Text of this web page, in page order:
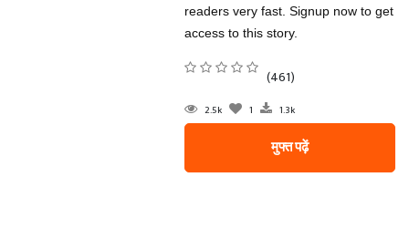
readers very fast. Signup now to get
access to this story.
(461)
2.5k 1 1.3k
मुफ्त पढ़ें